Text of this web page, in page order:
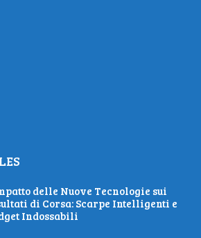
delle Nuove Tecnologie sui
di Corsa: Scarpe Intelligenti e
Indossabili